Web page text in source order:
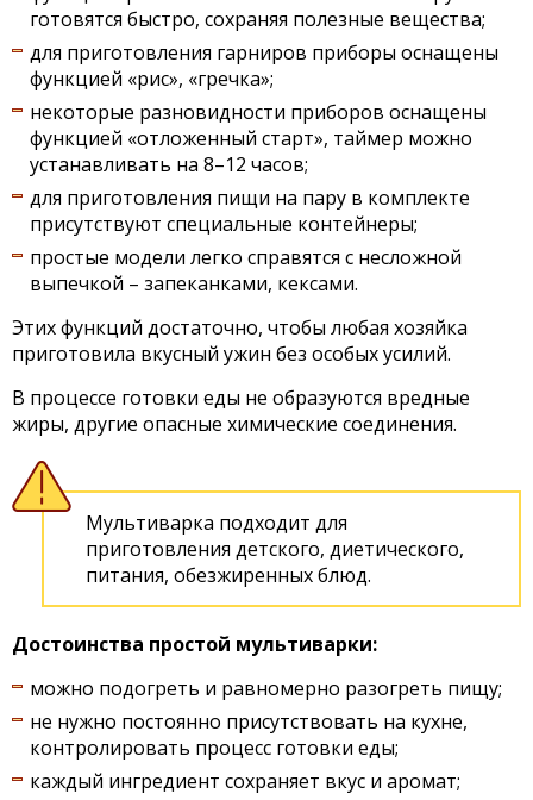
готовятся быстро, сохраняя полезные вещества;
для приготовления гарниров приборы оснащены
функцией «рис», «гречка»;
некоторые разновидности приборов оснащены
функцией «отложенный старт», таймер можно
устанавливать на 8–12 часов;
для приготовления пищи на пару в комплекте
присутствуют специальные контейнеры;
простые модели легко справятся с несложной
выпечкой – запеканками, кексами.
Этих функций достаточно, чтобы любая хозяйка
приготовила вкусный ужин без особых усилий.
В процессе готовки еды не образуются вредные
жиры, другие опасные химические соединения.
Мультиварка подходит для
приготовления детского, диетического,
питания, обезжиренных блюд.
Достоинства простой мультиварки:
можно подогреть и равномерно разогреть пищу;
не нужно постоянно присутствовать на кухне,
контролировать процесс готовки еды;
каждый ингредиент сохраняет вкус и аромат;